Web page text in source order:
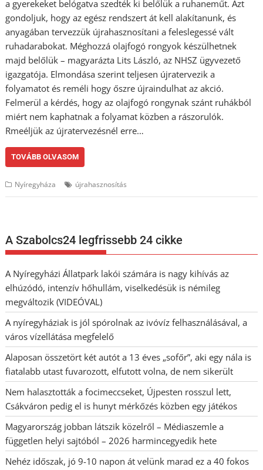
a gyerekeket belógatva szedték ki belőlük a ruhaneműt. Azt
gondoljuk, hogy az egész rendszert át kell alakítanunk, és
anyagában tervezzük újrahasznosítani a feleslegessé vált
ruhadarabokat. Méghozzá olajfogó rongyok készülhetnek
majd belőlük – magyarázta Lits László, az NHSZ ügyvezető
igazgatója. Elmondása szerint teljesen újratervezik a
folyamatot és reméli hogy őszre újraindulhat az akció.
Felmerül a kérdés, hogy az olajfogó rongynak szánt ruhákból
miért nem kaphatnak a folyamat közben a rászorulók.
Rmeéljük az újratervezésnél erre…
TOVÁBB OLVASOM
Nyíregyháza újrahasznosítás
A Szabolcs24 legfrissebb 24 cikke
A Nyíregyházi Állatpark lakói számára is nagy kihívás az
elhúzódó, intenzív hőhullám, viselkedésük is némileg
megváltozik (VIDEÓVAL)
A nyíregyháziak is jól spórolnak az ivóvíz felhasználásával, a
város vízellátása megfelelő
Alaposan összetört két autót a 13 éves „sofőr”, aki egy nála is
fiatalabb utast fuvarozott, elfutott volna, de nem sikerült
Nem halasztották a focimeccseket, Újpesten rosszul lett,
Csákváron pedig el is hunyt mérkőzés közben egy játékos
Magyarország jobban látszik közelről – Médiaszemle a
független helyi sajtóból – 2026 harmincegyedik hete
Nehéz időszak, jó 9-10 napon át velünk marad ez a 40 fokos